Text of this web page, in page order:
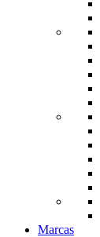
Marcas